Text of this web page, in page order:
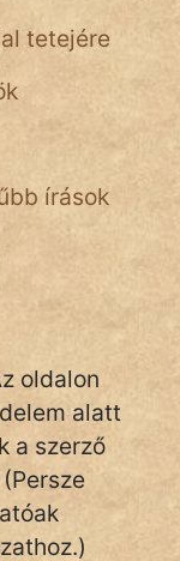
tetejére
írások
oldalon
alatt
a szerző